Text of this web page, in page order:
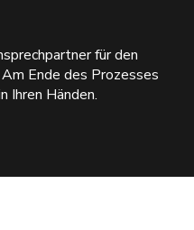
für den
Ende des Prozesses
Ihren Händen.